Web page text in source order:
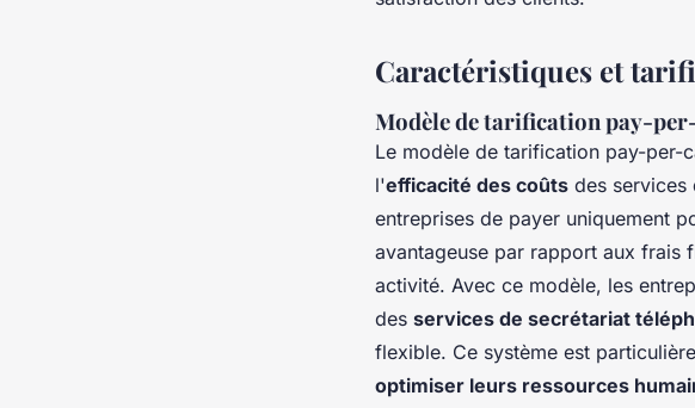
Caractéristiques et
Modèle de tarification pay-
Le modèle de tarification pay-per-
l'efficacité des coûts des services
entreprises de payer uniquement
avantageuse par rapport aux frais
activité. Avec ce modèle, les
des services de secrétariat
flexible. Ce système est
optimiser leurs ressources